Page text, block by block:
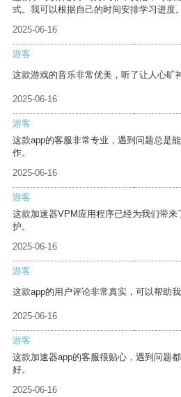
式。我可以根据自己的时间安排学习进度。
2025-06-16
游客
这款游戏的音乐非常优美，听了让人心旷
2025-06-16
游客
这款app的客服非常专业，遇到问题总是
作。
2025-06-16
游客
这款加速器VPM应用程序已经为我们带
护。
2025-06-16
游客
这款app的用户评论非常真实，可以帮助
2025-06-16
游客
这款加速器app的客服很贴心，遇到问题
好。
2025-06-16